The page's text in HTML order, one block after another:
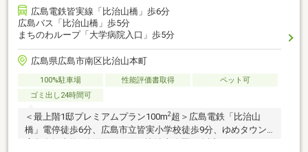
広島電鉄皆実線「比治山橋」歩6分
広島バス「比治山橋」歩5分
まちのわループ「大学病院入口」歩5分
広島県広島市南区比治山本町
100%駐車場 性能評価書取得
ペット可
ゴミ出し24時間可
＜最上階1邸プレミアムプラン100m2 超＞広島電鉄「比治山
橋」電停徒歩6分、広島市立皆実小学校徒歩9分、ゆめタウン